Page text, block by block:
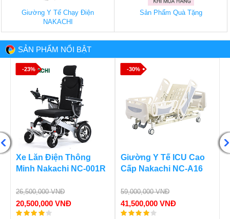
Giường Y Tế Chạy Điện
NAKACHI
Sản Phẩm Quà Tặng
SẢN PHẨM NỔI BẬT
-17%
Nôi Trẻ Em Trên Ô Tô
BabyLux B-001
3,550,000 VNĐ
2,950,000 VNĐ
Xe Điện 3 Bánh Cho
Người Già NC-X03
Liên hệ